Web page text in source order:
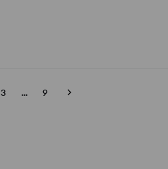
3 ... 9